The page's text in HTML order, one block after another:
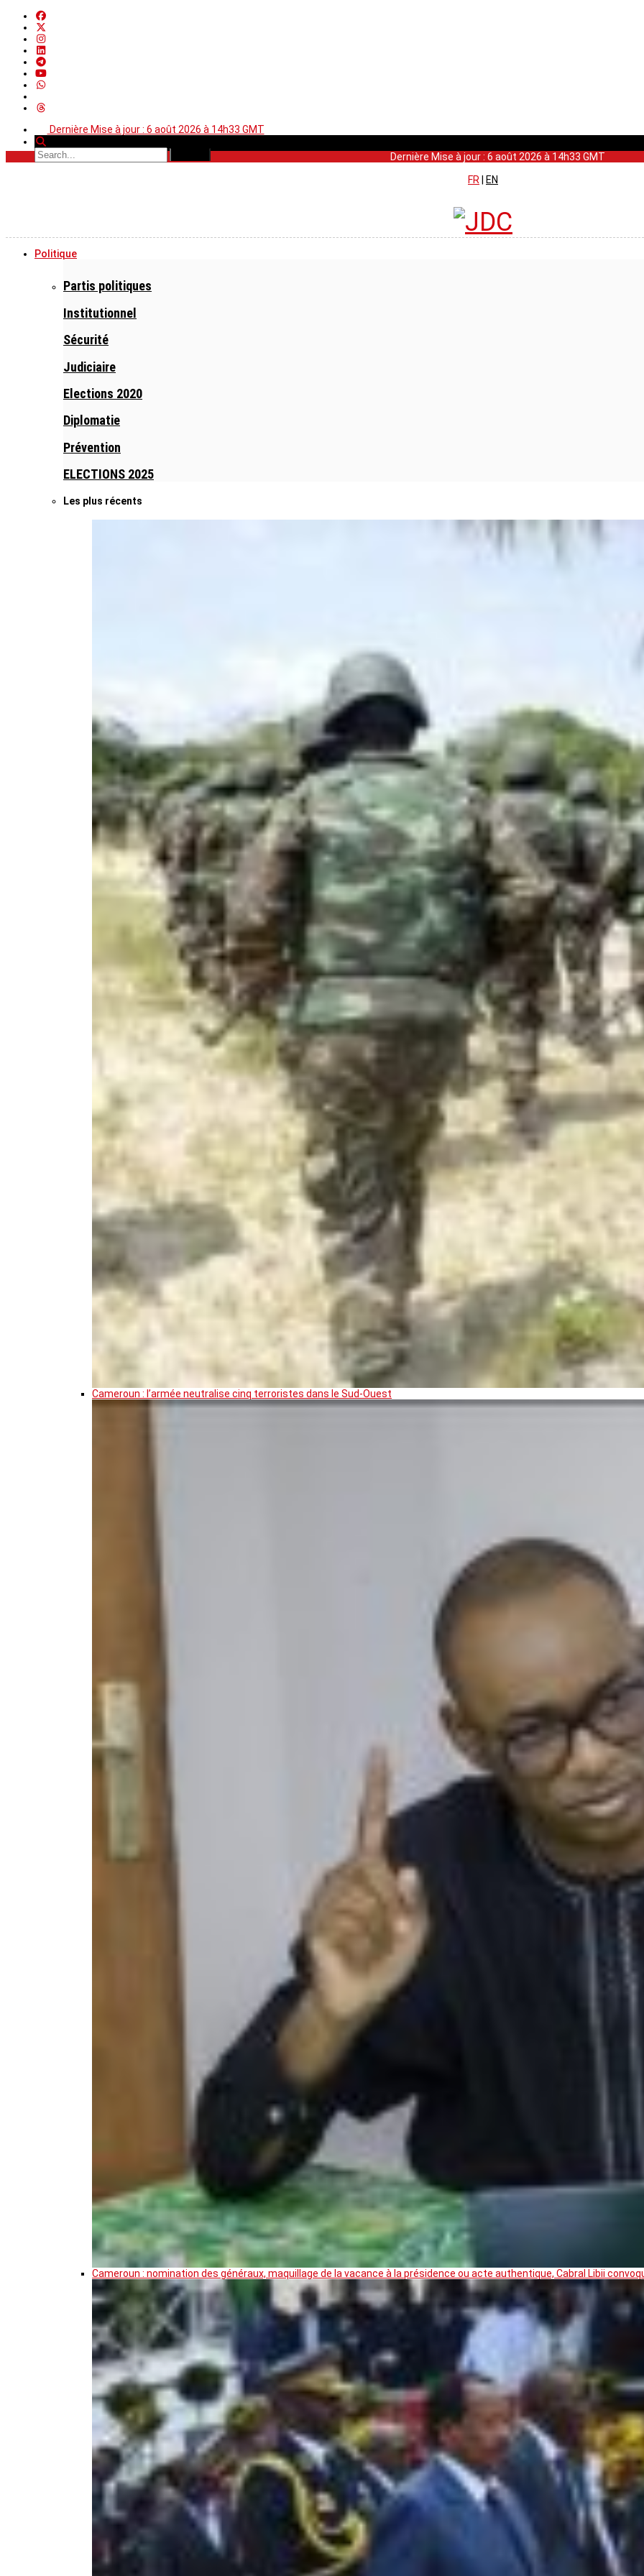
Dernière Mise à jour : 6 août 2026 à 14h33 GMT
Dernière Mise à jour : 6 août 2026 à 14h33 GMT
FR
EN
Politique
Partis politiques
Institutionnel
Sécurité
Judiciaire
Elections 2020
Diplomatie
Prévention
ELECTIONS 2025
Les plus récents
Cameroun : l’armée neutralise cinq terroristes dans le Sud-Ouest
Cameroun : nomination des généraux, maquillage de la vacance à la présidence ou acte authentique, Cabral Libii